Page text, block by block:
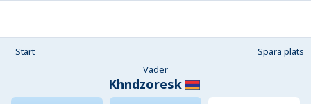
Start
Spara plats
Väder
Khndzoresk